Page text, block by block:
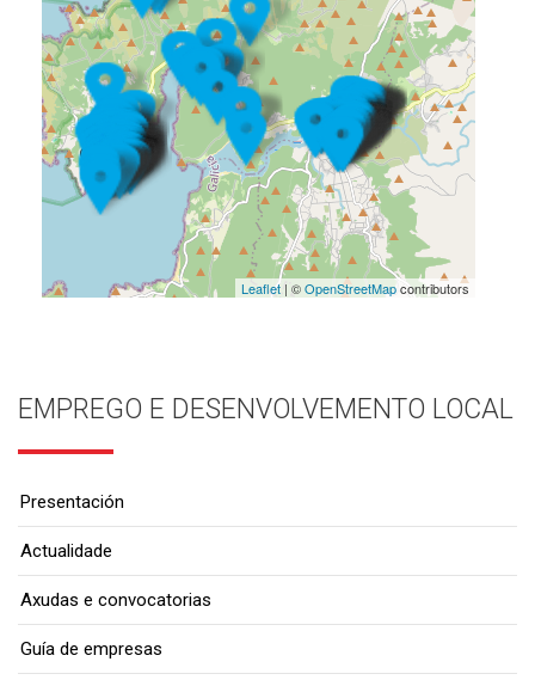
Leaflet| ©OpenStreetMapcontributors
EMPREGO E DESENVOLVEMENTO LOCAL
Presentación
Actualidade
Axudas e convocatorias
Guía de empresas